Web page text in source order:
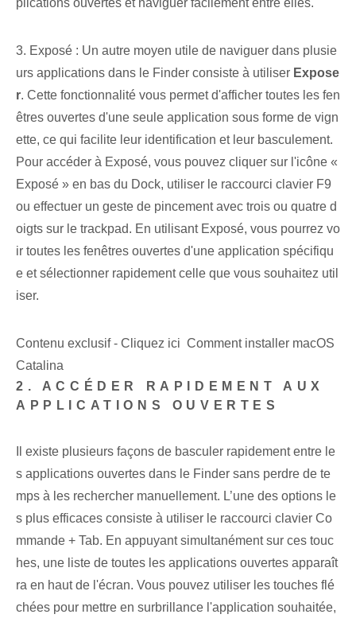
plications ouvertes et naviguer facilement entre elles.
3. Exposé : Un autre moyen utile de naviguer dans plusie
urs applications dans le Finder consiste à utiliser Expose
r. Cette fonctionnalité vous permet d'afficher toutes les fen
êtres ouvertes d'une seule application sous forme de vign
ette, ce qui facilite leur identification et leur basculement. ⁤
Pour accéder à Exposé⁣, vous pouvez cliquer sur l'icône «
Exposé » ‌en bas du Dock, utiliser le raccourci clavier F9⁤
ou effectuer un geste de pincement avec trois ou quatre‌ d
oigts sur le trackpad. En utilisant Exposé, vous pourrez vo
ir toutes les fenêtres ouvertes d'une application spécifiqu
e et sélectionner rapidement celle que vous souhaitez util
iser.
Contenu exclusif - Cliquez ici Comment installer macOS
Catalina
2. ACCÉDER RAPIDEMENT AUX
APPLICATIONS OUVERTES
Il existe plusieurs façons de basculer rapidement entre le
s applications ouvertes⁤ dans le Finder sans perdre de te
mps à les rechercher manuellement. L’une des options le
s plus efficaces consiste à utiliser le raccourci clavier Co
mmande + Tab. En appuyant simultanément sur ces touc
hes, une liste de toutes les applications ouvertes apparaît
ra en haut de l'écran. Vous pouvez utiliser les touches flé
chées pour mettre en surbrillance l'application souhaitée,